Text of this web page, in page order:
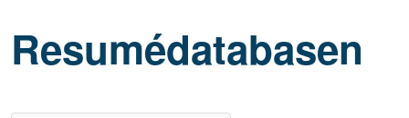
Resumédatabasen